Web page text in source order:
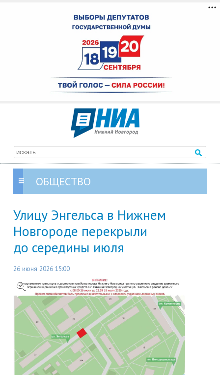
ОБЩЕСТВО
Улицу Энгельса в Нижнем
Новгороде перекрыли
до середины июля
26 июня 2026 15:00